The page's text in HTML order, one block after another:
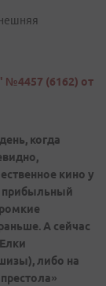
№4457 (6162) от
когда
кино у
прибыльный
А сейчас
либо на